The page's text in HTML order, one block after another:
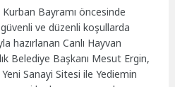
Bayramı öncesinde
ve düzenli koşullarda
hazırlanan Canlı Hayvan
Belediye Başkanı Mesut Ergin,
Sanayi Sitesi ile Yediemin